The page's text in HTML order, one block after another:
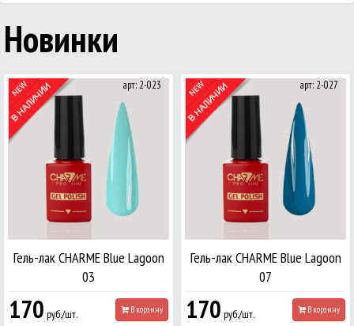
Новинки
арт: 2-023
Гель-лак CHARME Blue Lagoon
03
170 руб./шт. В корзину
арт: 2-027
Гель-лак CHARME Blue Lagoon
07
170 руб./шт. В корзину